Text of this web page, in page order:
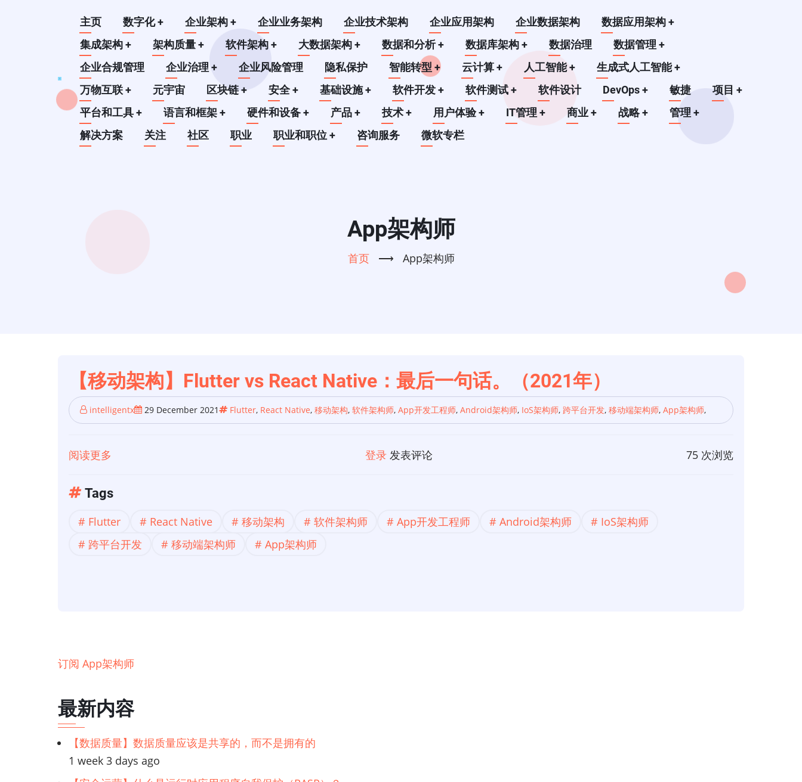
Main
navigation
主页 数字化+ 企业架构+ 企业业务架构 企业技术架构 企业应用架构 企业数据架构 数据应用架构+
集成架构+ 架构质量+ 软件架构+ 大数据架构+ 数据和分析+ 数据库架构+ 数据治理 数据管理+
企业合规管理
企业治理+ 企业风险管理 隐私保护 智能转型+ 云计算+ 人工智能+ 生成式人工智能+
万物互联+ 元宇宙 区块链+ 安全+ 基础设施+ 软件开发+ 软件测试+ 软件设计 DevOps+ 敏捷 项目+
平台和工具+ 语言和框架+ 硬件和设备+ 产品+ 技术+ 用户体验+ IT管理+ 商业+ 战略+ 管理+
解决方案
关注 社区 职业 职业和职位+ 咨询服务 微软专栏
App架构师
首页 ⟶ App架构师
【移动架构】Flutter vs React Native：最后一句话。（2021年）
intelligentx 29 December 2021 Flutter, React Native, 移动架构, 软件架构师, App开发工程师, Android架构师, IoS架构师, 跨平台开发, 移动端架构师, App架构师,
阅读更多
【移
架
构】
一
话。
年）
登录 发表评论 75 次浏览
Tags
Flutter React Native 移动架构 软件架构师 App开发工程师 Android架构师
IoS架构师
跨平台开发
移动端架构师 App架构师
订阅 App架构师
最新内容
【数据质量】数据质量应该是共享的，而不是拥有的
1 week 3 days ago